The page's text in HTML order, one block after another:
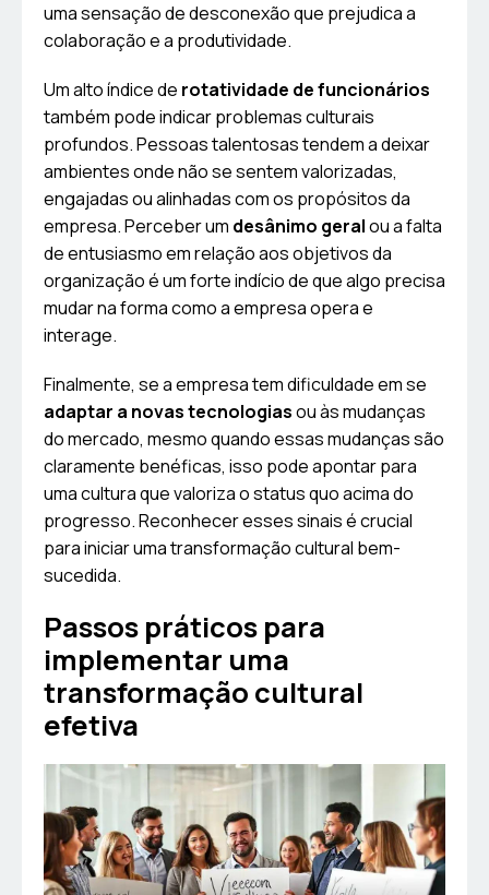
uma sensação de desconexão que prejudica a
colaboração e a produtividade.
Um alto índice de rotatividade de funcionários
também pode indicar problemas culturais
profundos. Pessoas talentosas tendem a deixar
ambientes onde não se sentem valorizadas,
engajadas ou alinhadas com os propósitos da
empresa. Perceber um desânimo geralou a falta
de entusiasmo em relação aos objetivos da
organização é um forte indício de que algo precisa
mudar na forma como a empresa opera e
interage.
Finalmente, se a empresa tem dificuldade em se
adaptar a novas tecnologiasou às mudanças
do mercado, mesmo quando essas mudanças são
claramente benéficas, isso pode apontar para
uma cultura que valoriza o status quo acima do
progresso. Reconhecer esses sinais é crucial
para iniciar uma transformação cultural bem-
sucedida.
Passos práticos para
implementar uma
transformação cultural
efetiva